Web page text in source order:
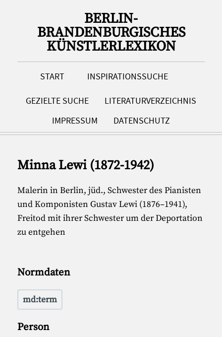
BERLIN-
BRANDENBURGISCHES
KÜNSTLERLEXIKON
START INSPIRATIONSSUCHE
GEZIELTE SUCHE
LITERATURVERZEICHNIS
IMPRESSUM
DATENSCHUTZ
Minna Lewi (1872-1942)
Malerin in Berlin, jüd., Schwester des Pianisten
und Komponisten Gustav Lewi (1876–1941),
Freitod mit ihrer Schwester um der Deportation
zu entgehen
Normdaten
md:term
Person